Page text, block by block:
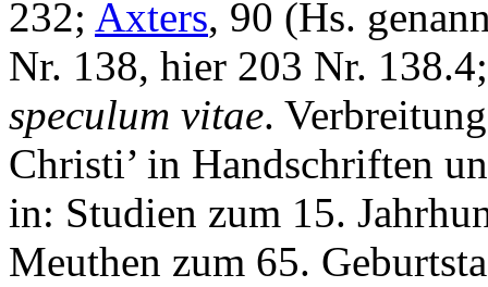
232; Axters, 90 (Hs.
Nr. 138, hier 203 Nr.
speculum vitae.
Christi’ in Handschriften
in: Studien zum 15.
Meuthen zum 65.